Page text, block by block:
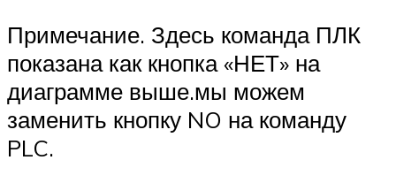
Примечание. Здесь команда ПЛК
показана как кнопка «НЕТ» на
диаграмме выше.мы можем
заменить кнопку NO на команду
PLC.